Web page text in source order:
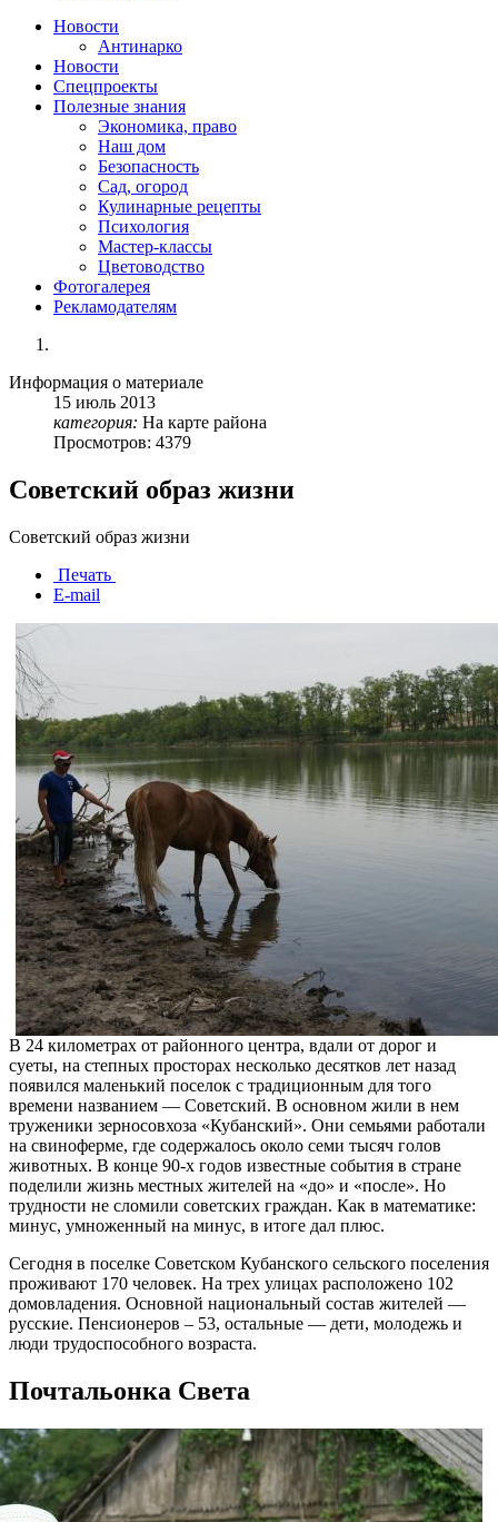
Новости
Антинарко
Новости
Спецпроекты
Полезные знания
Экономика, право
Наш дом
Безопасность
Сад, огород
Кулинарные рецепты
Психология
Мастер-классы
Цветоводство
Фотогалерея
Рекламодателям
Информация о материале
15 июль 2013
категория: На карте района
Просмотров: 4379
Советский образ жизни
Советский образ жизни
Печать
E-mail
В 24 километрах от районного центра, вдали от дорог и
суеты, на степных просторах несколько десятков лет назад
появился маленький поселок с традиционным для того
времени названием — Советский. В основном жили в нем
труженики зерносовхоза «Кубанский». Они семьями работали
на свиноферме, где содержалось около семи тысяч голов
животных. В конце 90-х годов известные события в стране
поделили жизнь местных жителей на «до» и «после». Но
трудности не сломили советских граждан. Как в математике:
минус, умноженный на минус, в итоге дал плюс.
Сегодня в поселке Советском Кубанского сельского поселения
проживают 170 человек. На трех улицах расположено 102
домовладения. Основной национальный состав жителей —
русские. Пенсионеров – 53, остальные — дети, молодежь и
люди трудоспособного возраста.
Почтальонка Света